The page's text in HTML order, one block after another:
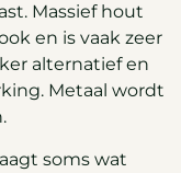
Massief hout
en is vaak zeer
alternatief en
Metaal wordt
soms wat